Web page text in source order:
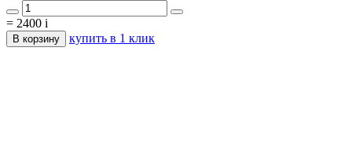
= 2400 i
В корзину купить в 1 клик